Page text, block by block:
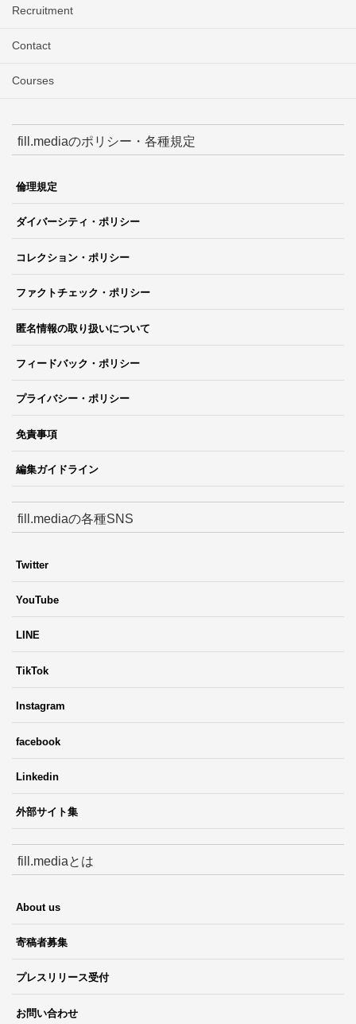
Recruitment
Contact
Courses
fill.mediaのポリシー・各種規定
倫理規定
ダイバーシティ・ポリシー
コレクション・ポリシー
ファクトチェック・ポリシー
匿名情報の取り扱いについて
フィードバック・ポリシー
プライバシー・ポリシー
免責事項
編集ガイドライン
fill.mediaの各種SNS
Twitter
YouTube
LINE
TikTok
Instagram
facebook
Linkedin
外部サイト集
fill.mediaとは
About us
寄稿者募集
プレスリリース受付
お問い合わせ